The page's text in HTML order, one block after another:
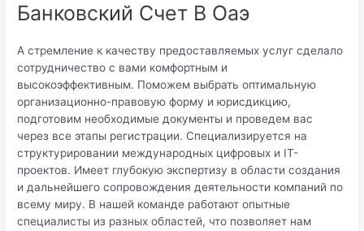
Банковский Счет В Оаэ
А стремление к качеству предоставляемых услуг сделало
сотрудничество с вами комфортным и
высокоэффективным. Поможем выбрать оптимальную
организационно-правовую форму и юрисдикцию,
подготовим необходимые документы и проведем вас
через все этапы регистрации. Специализируется на
структурировании международных цифровых и IT-
проектов. Имеет глубокую экспертизу в области создания
и дальнейшего сопровождения деятельности компаний по
всему миру. В нашей команде работают опытные
специалисты из разных областей, что позволяет нам